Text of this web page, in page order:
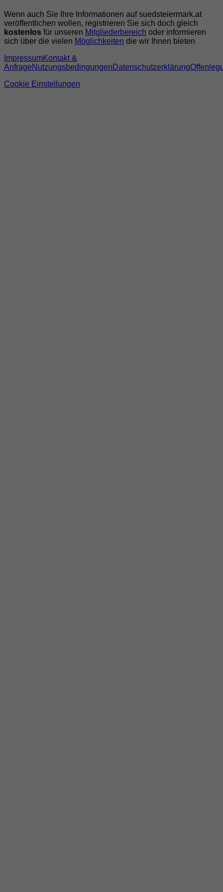
Wenn auch Sie Ihre Informationen auf suedsteiermark.at
veröffentlichen wollen, registrieren Sie sich doch gleich
kostenlos für unseren Mitgliederbereich oder informieren
sich über die vielen Möglichkeiten die wir Ihnen bieten
ImpressumKontakt &
AnfrageNutzungsbedingungen Datenschutzerklärung
Cookie Einstellungen